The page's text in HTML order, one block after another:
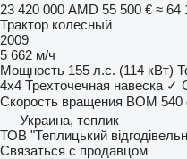
23 420 000 AMD 55 500 € ≈ 64
Трактор колесный
2009
5 662 м/ч
Мощность 155 л.с. (114 кВт)
4x4 Трехточечная навеска ✓
Скорость вращения ВОМ 540
Украина, теплик
ТОВ "Теплицький
Связаться с продавцом